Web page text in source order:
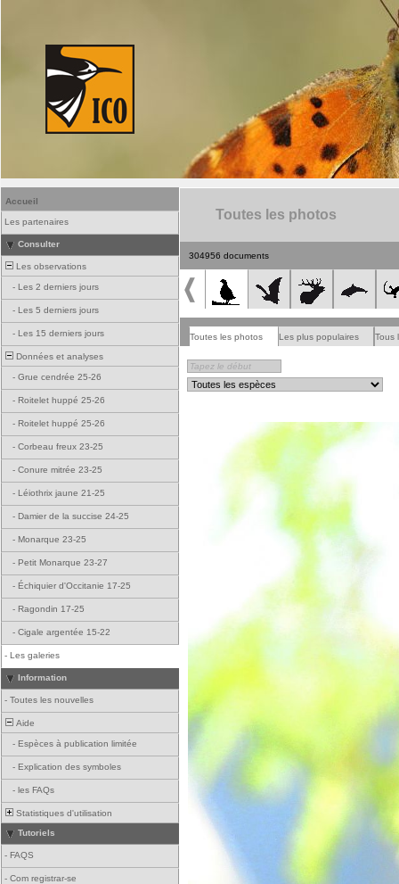
Accueil
Les partenaires
Consulter
Les observations
- Les 2 derniers jours
- Les 5 derniers jours
- Les 15 derniers jours
Données et analyses
- Grue cendrée 25-26
- Roitelet huppé 25-26
- Roitelet huppé 25-26
- Corbeau freux 23-25
- Conure mitrée 23-25
- Léiothrix jaune 21-25
- Damier de la succise 24-25
- Monarque 23-25
- Petit Monarque 23-27
- Échiquier d'Occitanie 17-25
- Ragondin 17-25
- Cigale argentée 15-22
- Les galeries
Information
- Toutes les nouvelles
Aide
- Espèces à publication limitée
- Explication des symboles
- les FAQs
Statistiques d'utilisation
Tutoriels
- FAQS
- Com registrar-se
Toutes les photos
304956 documents
Toutes les photos Les plus populaires Tous